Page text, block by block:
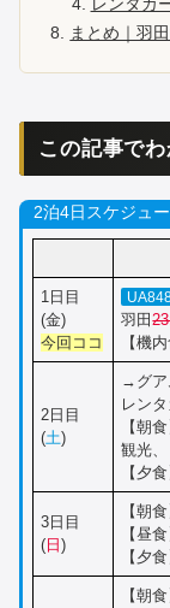
まとめ｜羽
この記事で
2泊4日スケジュー
1日目
(金)
今回 ココ
羽田
【機
2日目
(土)
→グア
レン
【朝
観光、
【夕食
3日目
( 日)
【朝食
【昼食
【夕食
【朝食